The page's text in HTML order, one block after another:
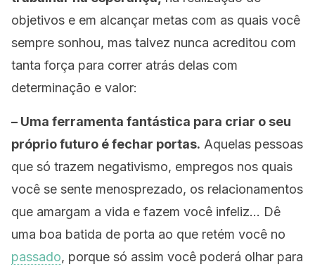
objetivos e em alcançar metas com as quais você
sempre sonhou, mas talvez nunca acreditou com
tanta força para correr atrás delas com
determinação e valor:
– Uma ferramenta fantástica para criar o seu
próprio futuro é fechar portas. Aquelas pessoas
que só trazem negativismo, empregos nos quais
você se sente menosprezado, os relacionamentos
que amargam a vida e fazem você infeliz… Dê
uma boa batida de porta ao que retém você no
passado, porque só assim você poderá olhar para